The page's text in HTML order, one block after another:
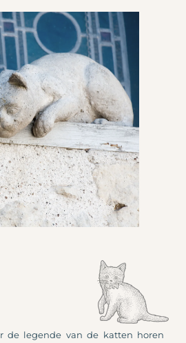
de legende van de katten horen